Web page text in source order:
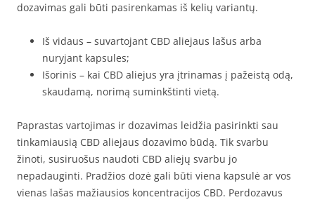
dozavimas gali būti pasirenkamas iš kelių variantų.
Iš vidaus – suvartojant CBD aliejaus lašus arba
nuryjant kapsules;
Išorinis – kai CBD aliejus yra įtrinamas į pažeistą odą,
skaudamą, norimą suminkštinti vietą.
Paprastas vartojimas ir dozavimas leidžia pasirinkti sau
tinkamiausią CBD aliejaus dozavimo būdą. Tik svarbu
žinoti, susiruošus naudoti CBD aliejų svarbu jo
nepadauginti. Pradžios dozė gali būti viena kapsulė ar vos
vienas lašas mažiausios koncentracijos CBD. Perdozavus